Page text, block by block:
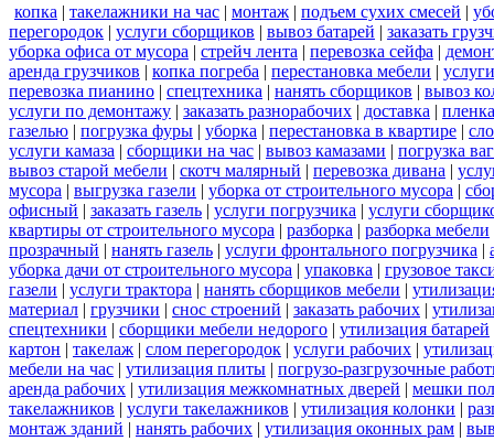
копка | такелажники на час | монтаж | подъем сухих смесей |
перегородок | услуги сборщиков | вывоз батарей | заказать
уборка офиса от мусора | стрейч лента | перевозка сейфа |
аренда грузчиков | копка погреба | перестановка мебели |
перевозка пианино | спецтехника | нанять сборщиков | вывоз
услуги по демонтажу | заказать разнорабочих | доставка | пленка
газелью | погрузка фуры | уборка | перестановка в квартире |
услуги камаза | сборщики на час | вывоз камазами | погрузка
вывоз старой мебели | скотч малярный | перевозка дивана |
мусора | выгрузка газели | уборка от строительного мусора |
офисный | заказать газель | услуги погрузчика | услуги
квартиры от строительного мусора | разборка | разборка мебели
прозрачный | нанять газель | услуги фронтального погрузчика |
уборка дачи от строительного мусора | упаковка | грузовое
газели | услуги трактора | нанять сборщиков мебели |
материал | грузчики | снос строений | заказать рабочих |
спецтехники | сборщики мебели недорого | утилизация батарей
картон | такелаж | слом перегородок | услуги рабочих |
мебели на час | утилизация плиты | погрузо-разгрузочные
аренда рабочих | утилизация межкомнатных дверей | мешки
такелажников | услуги такелажников | утилизация колонки |
монтаж зданий | нанять рабочих | утилизация оконных рам |